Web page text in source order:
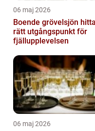
06 maj 2026
Boende grövelsjön hitta
rätt utgångspunkt för
fjällupplevelsen
06 maj 2026